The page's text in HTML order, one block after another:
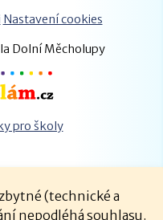
Nastavení cookies
Dolní Měcholupy
pro školy
(technické a
nepodléhá souhlasu.